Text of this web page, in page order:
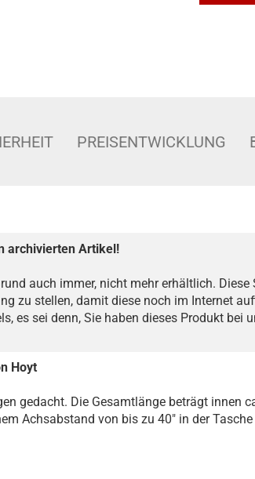
PREISENTWICKLUNG
archivierten Artikel!
auch immer, nicht mehr erhältlich. Diese
zu stellen, damit diese noch im Internet
es sei denn, Sie haben dieses Produkt bei
Hoyt
gedacht. Die Gesamtlänge beträgt innen
Achsabstand von bis zu 40" in der